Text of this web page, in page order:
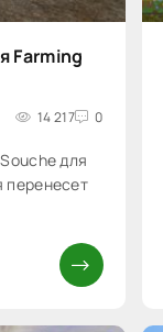
Farming
14 217 0
для
перенесет